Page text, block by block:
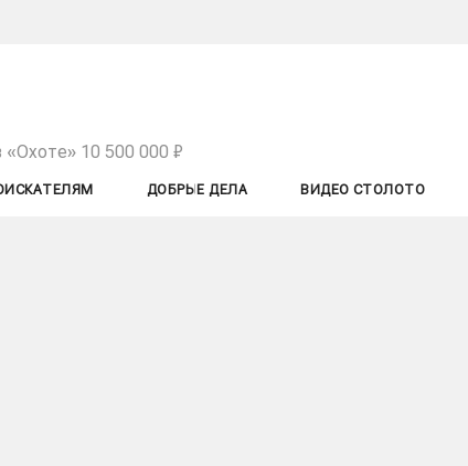
«Охоте» 10 500 000 ₽
ДОБРЫЕ ДЕЛА ВИДЕО СТОЛОТО